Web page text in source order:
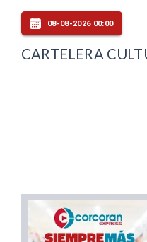
08-08-2026 00:00
CARTELERA